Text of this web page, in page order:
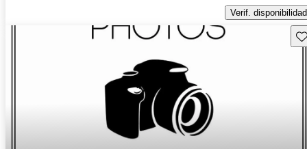
Verif. disponibilidad